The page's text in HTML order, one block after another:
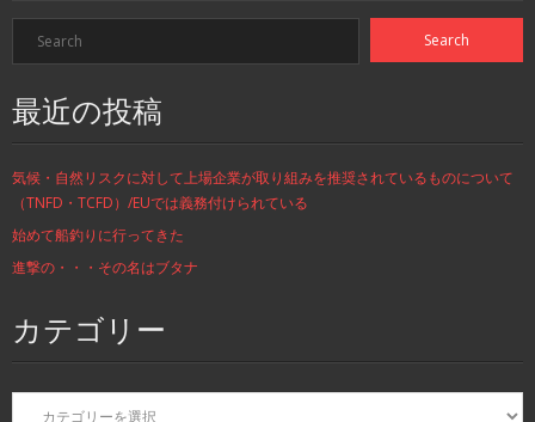
最近の投稿
気候・自然リスクに対して上場企業が取り組みを推奨されているものについて
（TNFD・TCFD）/EUでは義務付けられている
始めて船釣りに行ってきた
進撃の・・・その名はブタナ
カテゴリー
カ